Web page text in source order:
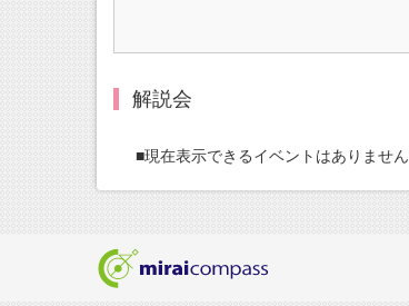
解説会
■現在表示できるイベントはありません